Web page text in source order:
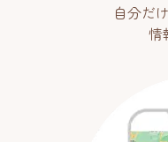
自分だ
情